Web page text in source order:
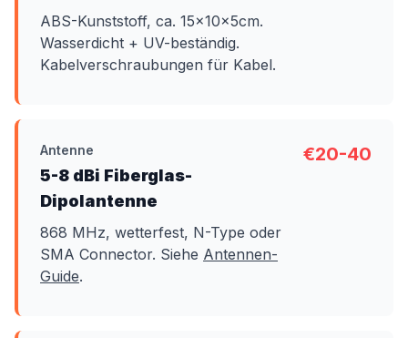
ABS-Kunststoff, ca. 15x10x5cm.
Wasserdicht + UV-beständig.
Kabelverschraubungen für Kabel.
Antenne
5-8 dBi Fiberglas-
Dipolantenne
868 MHz, wetterfest, N-Type oder
SMA Connector. Siehe Antennen-
Guide.
€20-40